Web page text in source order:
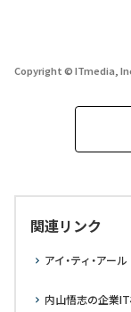
Copyright © ITmedia,
関連リンク
アイ・ティ・アール
内山悟志の企業IT